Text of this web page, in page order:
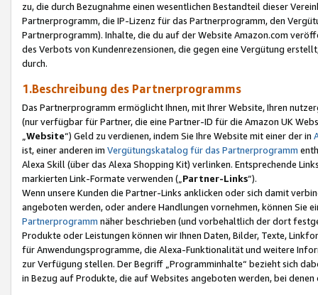
zu, die durch Bezugnahme einen wesentlichen Bestandteil dieser
Partnerprogramm, die IP-Lizenz für das Partnerprogramm, den
Partnerprogramm). Inhalte, die du auf der Website Amazon.com
des Verbots von Kundenrezensionen, die gegen eine Vergütung
durch.
1.Beschreibung des Partnerprogramms
Das Partnerprogramm ermöglicht Ihnen, mit Ihrer Website, Ihren
(nur verfügbar für Partner, die eine Partner-ID für die Amazon UK
Website“) Geld zu verdienen, indem Sie Ihre Website mit einer der in
ist, einer anderen im Vergütungskatalog für das Partnerprogramm
Alexa Skill (über das Alexa Shopping Kit) verlinken. Entsprechende
markierten Link-Formate verwenden („ Partner-Links“).
Wenn unsere Kunden die Partner-Links anklicken oder sich damit
angeboten werden, oder andere Handlungen vornehmen, können Sie
Partnerprogramm näher beschrieben (und vorbehaltlich der dort
Produkte oder Leistungen können wir Ihnen Daten, Bilder, Texte,
für Anwendungsprogramme, die Alexa-Funktionalität und weitere
zur Verfügung stellen. Der Begriff „Programminhalte“ bezieht sich
in Bezug auf Produkte, die auf Websites angeboten werden, bei